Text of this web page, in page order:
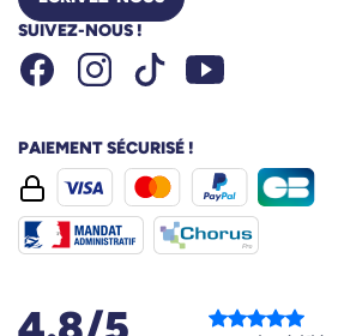
SUIVEZ-NOUS !
FacebookInstagramTiktok Youtube
PAIEMENT SÉCURISÉ !